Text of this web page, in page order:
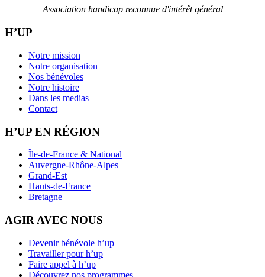
Association handicap reconnue d'intérêt général
H’UP
Notre mission
Notre organisation
Nos bénévoles
Notre histoire
Dans les medias
Contact
H’UP EN RÉGION
Île-de-France & National
Auvergne-Rhône-Alpes
Grand-Est
Hauts-de-France
Bretagne
AGIR AVEC NOUS
Devenir bénévole h’up
Travailler pour h’up
Faire appel à h’up
Découvrez nos programmes